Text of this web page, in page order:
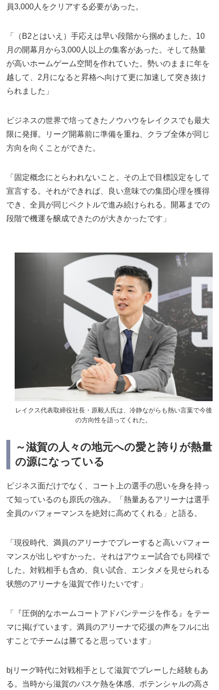
員3,000人をクリアする必要があった。
「（B2とはいえ）手応えは早い段階から掴めました。10
月の開幕月から3,000人以上の集客があった。そして熱量
が高いホームゲーム空間を作れていた。勢いのままに年を
越して、2月になると昇格へ向けて更に加速して突き抜け
られました」
ビジネスの世界で培ってきたノウハウをレイクスでも最大
限に発揮。リーグ開幕前に準備を重ね、クラブ全体が同じ
方向を向くことができた。
「固定概念にとらわれないこと。その上で目標設定をして
宣言する。それができれば、良い意味での集団心理を獲得
でき、全員が同じベクトルで進み続けられる。開幕までの
段階で機運を醸成できたのが大きかったです」
レイクス代表取締役社長・原毅人氏は、冷静ながらも熱い言葉で今後
の方向性を語ってくれた。
～滋賀の人々の地元への愛と誇りが熱量
の源になっている
ビジネス面だけでなく、コート上の選手の思いを身を持っ
て知っているのも原氏の強み。「熱量あるアリーナは選手
全員のパフォーマンスを絶対に高めてくれる」と語る。
「現役時代、満員のアリーナでプレーすると高いパフォー
マンスが出しやすかった。それはアウェー試合でも同様で
した。対戦相手も含め、良い試合、エンタメを見せられる
状態のアリーナを滋賀で作りたいです」
「『圧倒的なホームコートアドバンテージを作る』をテー
マに掲げています。満員のアリーナで応援の声をフルに出
すことでチームは勝てると思っています」
bjリーグ時代に対戦相手として滋賀でプレーした経験もあ
る。当時から滋賀のバスケ熱を体感、ポテンシャルの高さ